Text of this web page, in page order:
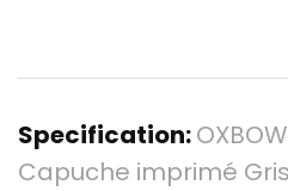
Specification:
Capuche imprimé